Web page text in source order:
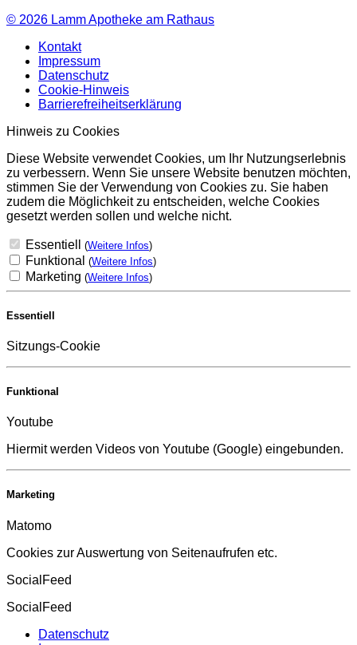
© 2026 Lamm Apotheke am Rathaus
Kontakt
Impressum
Datenschutz
Cookie-Hinweis
Barrierefreiheitserklärung
Hinweis zu Cookies
Diese Website verwendet Cookies, um Ihr Nutzungserlebnis
zu verbessern. Wenn Sie unsere Website benutzen möchten,
stimmen Sie der Verwendung von Cookies zu. Sie haben
zudem die Möglichkeit zu entscheiden, welche Cookies
gesetzt werden sollen und welche nicht.
Essentiell (Weitere Infos)
Funktional (Weitere Infos)
Marketing (Weitere Infos)
Essentiell
Sitzungs-Cookie
Funktional
Youtube
Hiermit werden Videos von Youtube (Google) eingebunden.
Marketing
Matomo
Cookies zur Auswertung von Seitenaufrufen etc.
SocialFeed
SocialFeed
Datenschutz